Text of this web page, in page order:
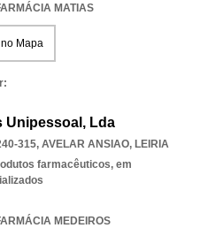
MATIAS
Mapa
Unipessoal, Lda
315, AVELAR ANSIAO, LEIRIA
farmacêuticos, em
MEDEIROS